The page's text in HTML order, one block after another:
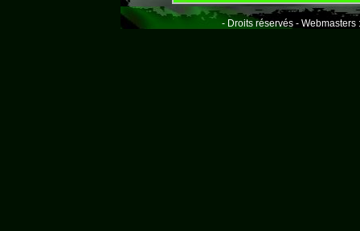
- Droits réservés - Webmasters